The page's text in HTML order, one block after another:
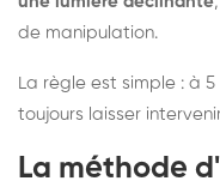
de manipulation.
La règle est simple : à
toujours laisser
La méthode